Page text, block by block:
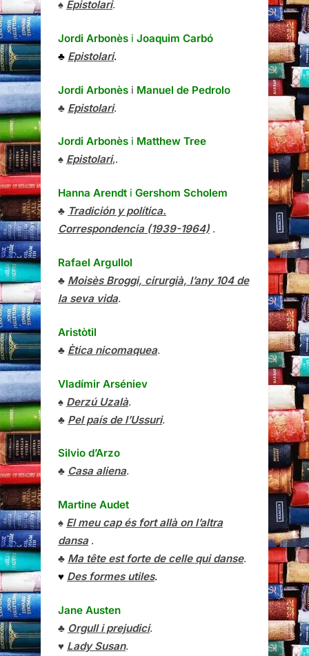
♠ Epistolari.
Jordi Arbonès i Joaquim Carbó
♣ Epistolari.
Jordi Arbonès i Manuel de Pedrolo
♣ Epistolari.
Jordi Arbonès i Matthew Tree
♠ Epistolari,.
Hanna Arendt i Gershom Scholem
♣ Tradición y política.
Correspondencia (1939-1964) .
Rafael Argullol
♣ Moisès Broggi, cirurgià, l’any 104 de
la seva vida.
Aristòtil
♣ Ètica nicomaquea.
Vladímir Arséniev
♠ Derzú Uzalà.
♣ Pel país de l’Ussuri.
Silvio d’Arzo
♣ Casa aliena.
Martine Audet
♠ El meu cap és fort allà on l’altra
dansa.
♣ Ma tête est forte de celle qui danse.
♥ Des formes utiles.
Jane Austen
♣ Orgull i prejudici.
♥ Lady Susan.